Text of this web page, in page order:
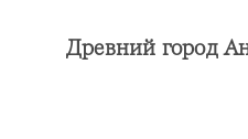
Древний город